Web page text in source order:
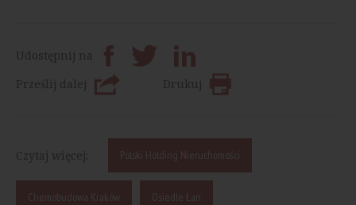
Udostępnij na
Prześlij dalej
Drukuj
Czytaj więcej: Polski Holding Nieruchomości
Chemobudowa Kraków Osiedle Łan